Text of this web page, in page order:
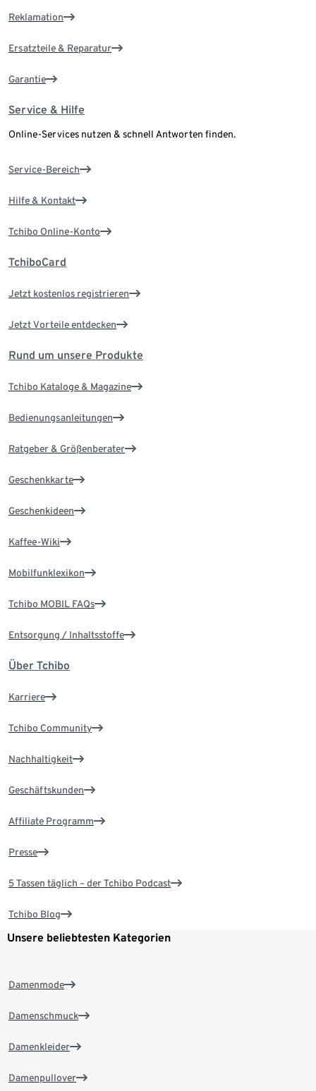
Reklamation
Ersatzteile & Reparatur
Garantie
Service & Hilfe
Online-Services nutzen & schnell Antworten finden.
Service-Bereich
Hilfe & Kontakt
Tchibo Online-Konto
TchiboCard
Jetzt kostenlos registrieren
Jetzt Vorteile entdecken
Rund um unsere Produkte
Tchibo Kataloge & Magazine
Bedienungsanleitungen
Ratgeber & Größenberater
Geschenkkarte
Geschenkideen
Kaffee-Wiki
Mobilfunklexikon
Tchibo MOBIL FAQs
Entsorgung / Inhaltsstoffe
Über Tchibo
Karriere
Tchibo Community
Nachhaltigkeit
Geschäftskunden
Affiliate Programm
Presse
5 Tassen täglich – der Tchibo Podcast
Tchibo Blog
Unsere beliebtesten Kategorien
Damenmode
Damenschmuck
Damenkleider
Damenpullover